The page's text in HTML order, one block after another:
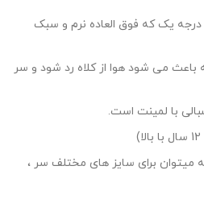
یک که فوق العاده نرم و سبک
می شود هوا از کلاه رد شود و سر
با لمینت است.
برای سایز های مختلف سر ،